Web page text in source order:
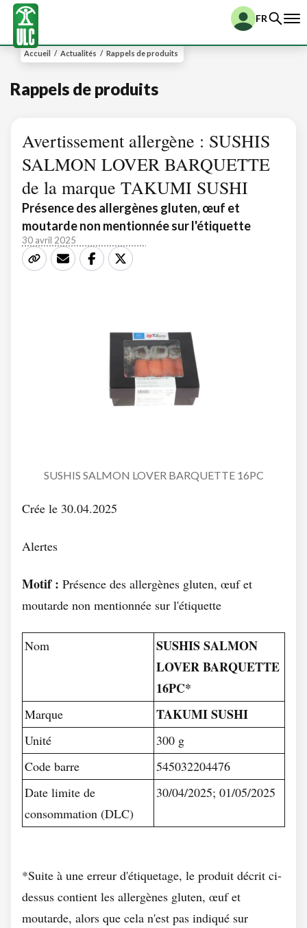
FR
Accueil / Actualités / Rappels de produits
Rappels de produits
Avertissement allergène : SUSHIS
SALMON LOVER BARQUETTE
de la marque TAKUMI SUSHI
Présence des allergènes gluten, œuf et
moutarde non mentionnée sur l'étiquette
30 avril 2025
SUSHIS SALMON LOVER BARQUETTE 16PC
Crée le 30.04.2025
Alertes
Motif : Présence des allergènes gluten, œuf et
moutarde non mentionnée sur l'étiquette
Nom
SUSHIS SALMON
LOVER BARQUETTE
16PC*
Marque TAKUMI SUSHI
Unité
300 g
Code barre
545032204476
Date limite de
consommation (DLC)
30/04/2025; 01/05/2025
*Suite à une erreur d'étiquetage, le produit décrit ci-
dessus contient les allergènes gluten, œuf et
moutarde, alors que cela n'est pas indiqué sur